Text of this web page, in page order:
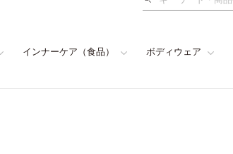
検
インナーケア（食品） ボディウェア